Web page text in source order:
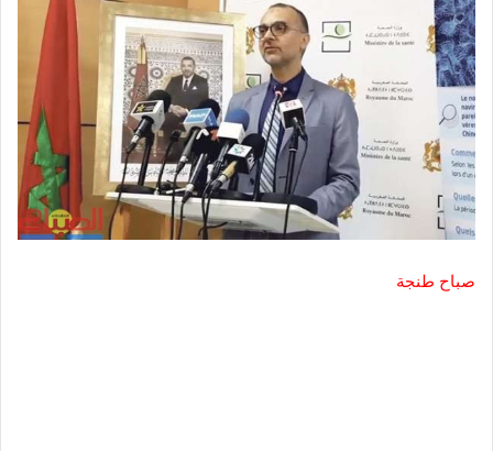
صباح طنجة